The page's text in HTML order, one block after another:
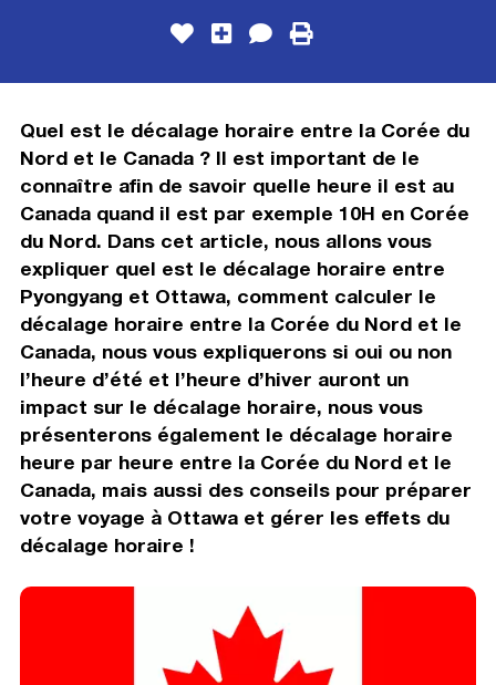
Quel est le décalage horaire entre la Corée du
Nord et le Canada ? Il est important de le
connaître afin de savoir quelle heure il est au
Canada quand il est par exemple 10H en Corée
du Nord. Dans cet article, nous allons vous
expliquer quel est le décalage horaire entre
Pyongyang et Ottawa, comment calculer le
décalage horaire entre la Corée du Nord et le
Canada, nous vous expliquerons si oui ou non
l’heure d’été et l’heure d’hiver auront un
impact sur le décalage horaire, nous vous
présenterons également le décalage horaire
heure par heure entre la Corée du Nord et le
Canada, mais aussi des conseils pour préparer
votre voyage à Ottawa et gérer les effets du
décalage horaire !